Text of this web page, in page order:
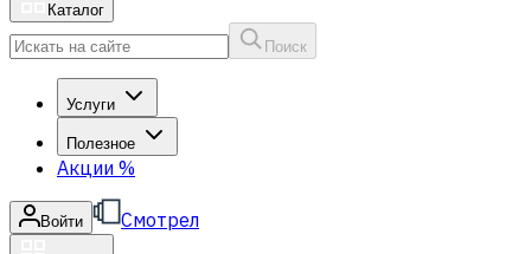
Каталог
Поиск
Услуги
Полезное
Акции %
Войти Смотрел